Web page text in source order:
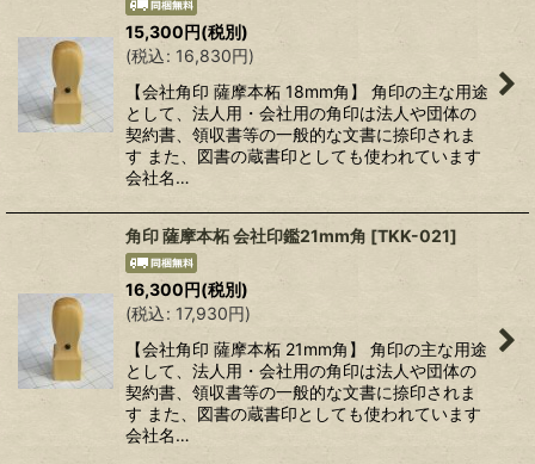
15,300円(税別)
(税込: 16,830円)
【会社角印 薩摩本柘 18mm角】 角印の主な用途
として、法人用・会社用の角印は法人や団体の
契約書、領収書等の一般的な文書に捺印されま
す また、図書の蔵書印としても使われています
会社名…
角印 薩摩本柘 会社印鑑21mm角 [TKK-021]
16,300円(税別)
(税込: 17,930円)
【会社角印 薩摩本柘 21mm角】 角印の主な用途
として、法人用・会社用の角印は法人や団体の
契約書、領収書等の一般的な文書に捺印されま
す また、図書の蔵書印としても使われています
会社名…